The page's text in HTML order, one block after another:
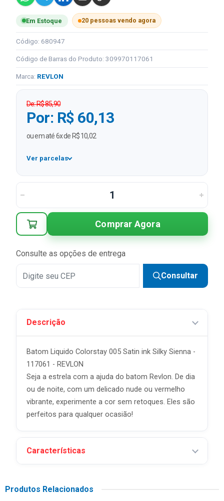
Em Estoque 20 pessoas vendo agora
Código: 680947
Código de Barras do Produto: 309970117061
Marca: REVLON
De: R$ 85,90
Por: R$ 60,13
ou em até 6x de R$ 10,02
Ver parcelas
1x R$ 60,13
3x R$ 20,04 sem juros
4x R$ 15,03 sem juros
5x
Comprar Agora
Consulte as opções de entrega
Consultar
Descrição
Batom Liquido Colorstay 005 Satin ink Silky Sienna -
117061 - REVLON
Seja a estrela com a ajuda do batom Revlon. De dia
ou de noite, com um delicado nude ou vermelho
vibrante, experimente a cor sem retoques. Eles são
perfeitos para qualquer ocasião!
Características
Produtos Relacionados